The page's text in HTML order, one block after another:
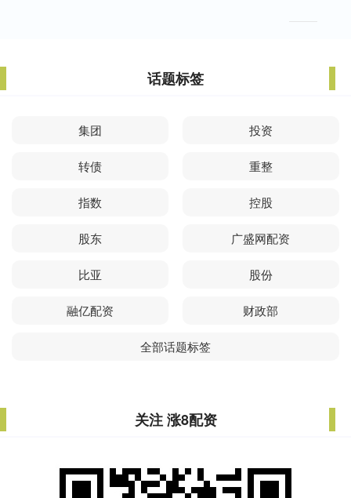
话题标签
集团 投资
转债 重整
指数 控股
股东 广盛网配资
比亚 股份
融亿配资 财政部
全部话题标签
关注 涨8配资